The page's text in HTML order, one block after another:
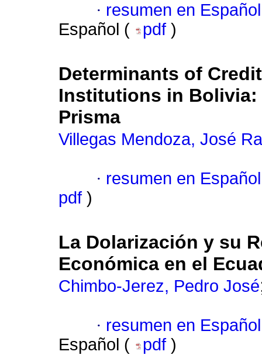
· resumen en Español
Español (
pdf )
Determinants of
Institutions in Bolivia:
Prisma
Villegas Mendoza, José
· resumen en Español
pdf )
La Dolarización y su
Económica en el
Chimbo-Jerez, Pedro José
· resumen en Español
Español (
pdf )